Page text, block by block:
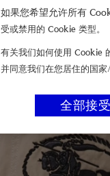
如果您希望允许所有
受或禁用的 Cookie 类型。
有关我们如何使用 Cookie
并同意我们在您居住的国
全部接受